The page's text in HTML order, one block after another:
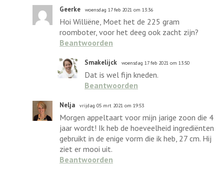
Geerke woensdag 17 feb 2021 om 13:36
Hoi Williëne, Moet het de 225 gram
roomboter, voor het deeg ook zacht zijn?
Beantwoorden
Smakelijck woensdag 17 feb 2021 om 13:50
Dat is wel fijn kneden.
Beantwoorden
Nelja vrijdag 05 mrt 2021 om 19:53
Morgen appeltaart voor mijn jarige zoon die 4
jaar wordt! Ik heb de hoeveelheid ingrediënten
gebruikt in de enige vorm die ik heb, 27 cm. Hij
ziet er mooi uit.
Beantwoorden